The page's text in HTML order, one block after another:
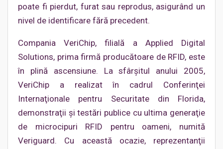
poate fi pierdut, furat sau reprodus, asigurând un
nivel de identificare fără precedent.
Compania VeriChip, filială a Applied Digital
Solutions, prima firmă producătoare de RFID, este
în plină ascensiune. La sfârşitul anului 2005,
VeriChip a realizat în cadrul Conferinţei
Internaţionale pentru Securitate din Florida,
demonstraţii şi testări publice cu ultima generaţie
de microcipuri RFID pentru oameni, numită
Veriguard. Cu această ocazie, reprezentanţii